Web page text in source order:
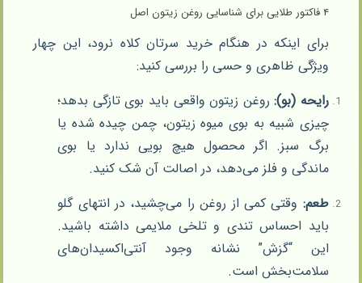
۴ فاکتور طلایی برای شناسایی روغن زیتون اصل
برای اینکه در هنگام خرید سرتان کلاه نرود، این چهار
ویژگی ظاهری و حسی را بررسی کنید:
رایحه (بو):روغن زیتون واقعی باید بوی تازگی بدهد؛
چیزی شبیه به بوی میوه زیتون، چمن چیده شده یا
برگ سبز. اگر محصول هیچ بویی ندارد یا بوی
ماندگی و فلز می‌دهد، در اصالت آن شک کنید.
طعم: وقتی کمی از روغن را می‌چشید، در انتهای گلو
باید احساس تندی و تلخی ملایمی داشته باشید.
این “گزش” نشانه وجود آنتی‌اکسیدان‌های
سلامت‌بخش است.